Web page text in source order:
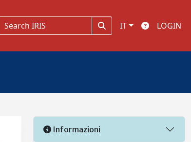
IT LOGIN
Informazioni